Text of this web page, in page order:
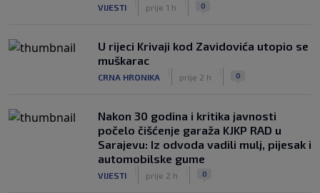
VIJESTI prije 1 h 0
U rijeci Krivaji kod Zavidovića utopio se
muškarac
CRNA HRONIKA prije 2 h 0
Nakon 30 godina i kritika javnosti
počelo čišćenje garaža KJKP RAD u
Sarajevu: Iz odvoda vadili mulj, pijesak i
automobilske gume
VIJESTI prije 2 h 0